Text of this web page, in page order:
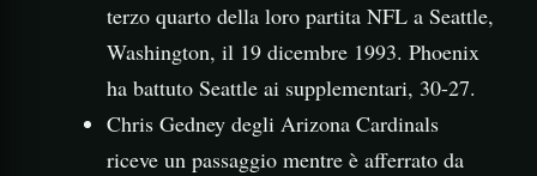
terzo quarto della loro partita NFL a Seattle,
Washington, il 19 dicembre 1993. Phoenix
ha battuto Seattle ai supplementari, 30-27.
Chris Gedney degli Arizona Cardinals
riceve un passaggio mentre è afferrato da